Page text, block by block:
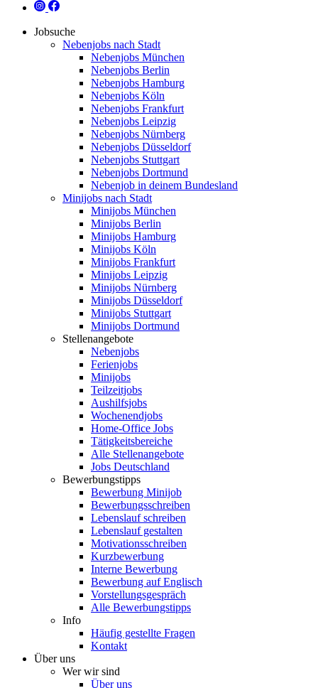
Jobsuche
Nebenjobs nach Stadt
Nebenjobs München
Nebenjobs Berlin
Nebenjobs Hamburg
Nebenjobs Köln
Nebenjobs Frankfurt
Nebenjobs Leipzig
Nebenjobs Nürnberg
Nebenjobs Düsseldorf
Nebenjobs Stuttgart
Nebenjobs Dortmund
Nebenjob in deinem Bundesland
Minijobs nach Stadt
Minijobs München
Minijobs Berlin
Minijobs Hamburg
Minijobs Köln
Minijobs Frankfurt
Minijobs Leipzig
Minijobs Nürnberg
Minijobs Düsseldorf
Minijobs Stuttgart
Minijobs Dortmund
Stellenangebote
Nebenjobs
Ferienjobs
Minijobs
Teilzeitjobs
Aushilfsjobs
Wochenendjobs
Home-Office Jobs
Tätigkeitsbereiche
Alle Stellenangebote
Jobs Deutschland
Bewerbungstipps
Bewerbung Minijob
Bewerbungsschreiben
Lebenslauf schreiben
Lebenslauf gestalten
Motivationsschreiben
Kurzbewerbung
Interne Bewerbung
Bewerbung auf Englisch
Vorstellungsgespräch
Alle Bewerbungstipps
Info
Häufig gestellte Fragen
Kontakt
Über uns
Wer wir sind
Über uns